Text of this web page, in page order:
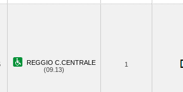
REGGIO C.CENTRALE
(09.13)
1